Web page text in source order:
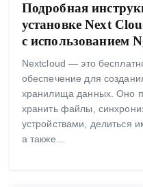
Подробная
установке Next
с использованием
Nextcloud — это
обеспечение для
хранилища данных. Оно
хранить файлы,
устройствами, делиться
а также…